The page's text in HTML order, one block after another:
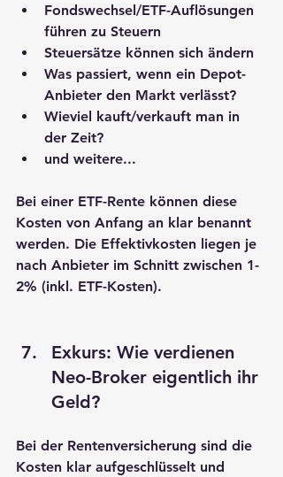
Fondswechsel/ETF-Auflösungen
führen zu Steuern
Steuersätze können sich ändern
Was passiert, wenn ein Depot-
Anbieter den Markt verlässt?
Wieviel kauft/verkauft man in
der Zeit?
und weitere...
Bei einer ETF-Rente können diese
Kosten von Anfang an klar benannt
werden. Die Effektivkosten liegen je
nach Anbieter im Schnitt zwischen 1-
2% (inkl. ETF-Kosten).
Exkurs: Wie verdienen
Neo-Broker eigentlich ihr
Geld?
Bei der Rentenversicherung sind die
Kosten klar aufgeschlüsselt und